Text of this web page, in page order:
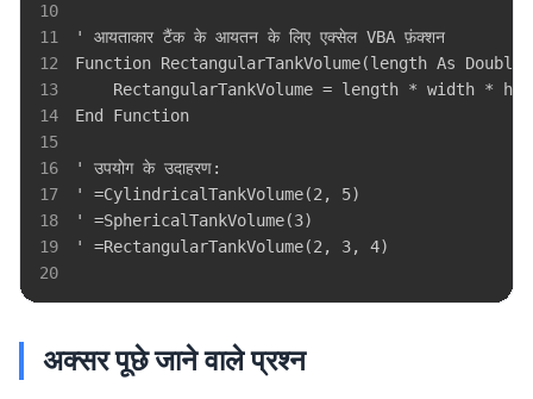
10
11
' आयताकार टैंक के आयतन के लिए एक्सेल VBA फ़ंक्शन
12
13
14
End Function
15
16
17
18
19
20
अक्सर पूछे जाने वाले प्रश्न